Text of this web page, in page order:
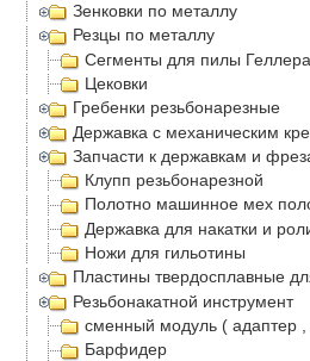
Зенковки по металлу
Резцы по металлу
Сегменты для пилы Геллера
Цековки
Гребенки резьбонарезные
Державка с механическим
Запчасти к державкам и
Клупп резьбонарезной
Полотно машинное мех
Державка для накатки и
Ножи для гильотины
Пластины твердосплавные
Резьбонакатной инструмент
сменный модуль ( адаптер ,
Барфидер